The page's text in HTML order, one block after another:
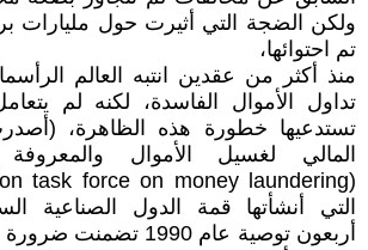
ولكن الضجة التي أثيرت حول مليارات
تم احتوائها،
منذ أكثر من عقدين انتبه العالم
تداول الأموال الفاسدة، لكنه لم
تستدعيها خطورة هذه الظاهرة،
task force on money laundering
أربعون توصية عام 1990